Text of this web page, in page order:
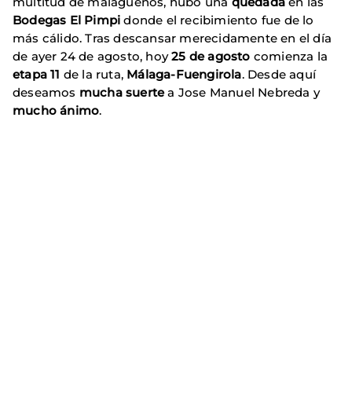
Bodegas El Pimpi donde el recibimiento fue de lo
más cálido. Tras descansar merecidamente en el día
de ayer 24 de agosto, hoy25 de agosto comienza la
etapa 11 de la ruta, Málaga-Fuengirola. Desde aquí
deseamos mucha suertea Jose Manuel Nebreda y
mucho ánimo.